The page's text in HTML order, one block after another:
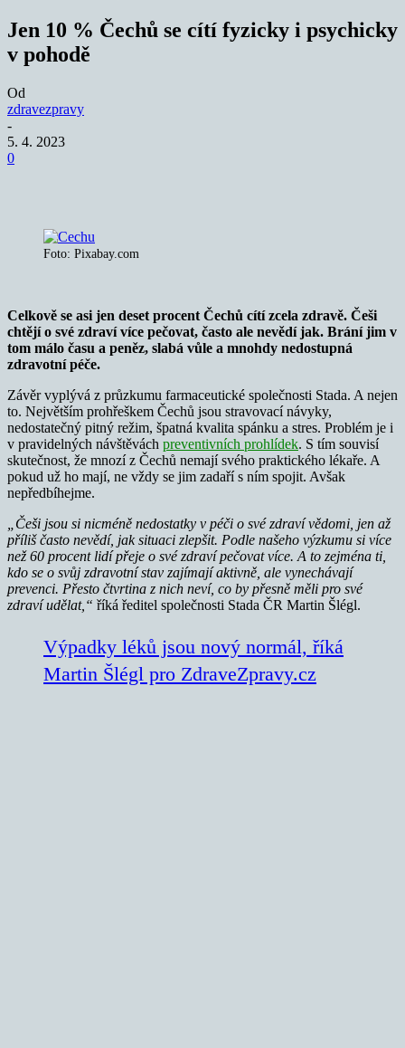
Jen 10 % Čechů se cítí fyzicky i psychicky
v pohodě
Od
zdravezpravy
-
5. 4. 2023
0
Foto: Pixabay.com
Celkově se asi jen deset procent Čechů cítí zcela zdravě. Češi
chtějí o své zdraví více pečovat, často ale nevědí jak. Brání jim v
tom málo času a peněz, slabá vůle a mnohdy nedostupná
zdravotní péče.
Závěr vyplývá z průzkumu farmaceutické společnosti Stada. A nejen
to. Největším prohřeškem Čechů jsou stravovací návyky,
nedostatečný pitný režim, špatná kvalita spánku a stres. Problém je i
v pravidelných návštěvách preventivních prohlídek. S tím souvisí
skutečnost, že mnozí z Čechů nemají svého praktického lékaře. A
pokud už ho mají, ne vždy se jim zadaří s ním spojit. Avšak
nepředbíhejme.
„Češi jsou si nicméně nedostatky v péči o své zdraví vědomi, jen až
příliš často nevědí, jak situaci zlepšit. Podle našeho výzkumu si více
než 60 procent lidí přeje o své zdraví pečovat více. A to zejména ti,
kdo se o svůj zdravotní stav zajímají aktivně, ale vynechávají
prevenci. Přesto čtvrtina z nich neví, co by přesně měli pro své
zdraví udělat,“ říká ředitel společnosti Stada ČR Martin Šlégl.
Výpadky léků jsou nový normál, říká
Martin Šlégl pro ZdraveZpravy.cz